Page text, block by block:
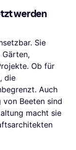
werden
Sie
Ob für
die
Auch
Beeten sind
macht sie